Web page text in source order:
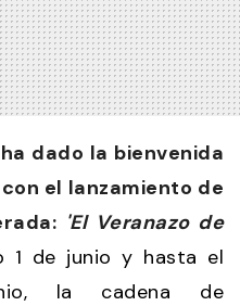
dado la bienvenida
el lanzamiento de
'El Veranazo de
1 de junio y hasta el
la cadena de